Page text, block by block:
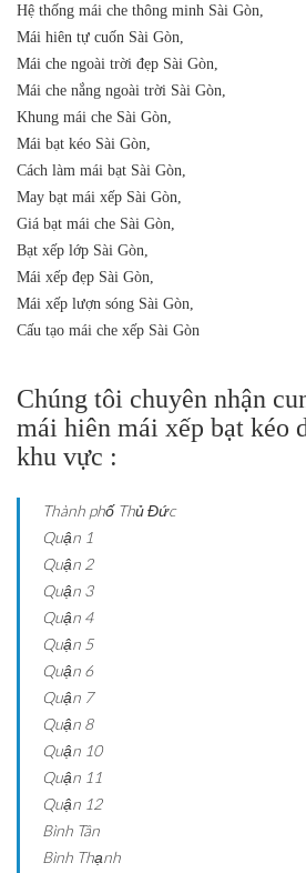
Hệ thống mái che thông minh Sài Gòn,
Mái hiên tự cuốn Sài Gòn,
Mái che ngoài trời đẹp Sài Gòn,
Mái che nắng ngoài trời Sài Gòn,
Khung mái che Sài Gòn,
Mái bạt kéo Sài Gòn,
Cách làm mái bạt Sài Gòn,
May bạt mái xếp Sài Gòn,
Giá bạt mái che Sài Gòn,
Bạt xếp lớp Sài Gòn,
Mái xếp đẹp Sài Gòn,
Mái xếp lượn sóng Sài Gòn,
Cấu tạo mái che xếp Sài Gòn
Chúng tôi chuyên nhận
mái hiên mái xếp bạt kéo
khu vực :
Thành phố Thủ Đức
Quận 1
Quận 2
Quận 3
Quận 4
Quận 5
Quận 6
Quận 7
Quận 8
Quận 10
Quận 11
Quận 12
Bình Tân
Bình Thạnh